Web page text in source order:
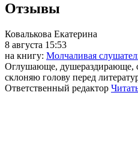
Отзывы
Ковалькова Екатерина
8 августа 15:53
на книгу: Молчаливая
Оглушающе, душераздирающе,
склоняю голову перед
Ответственный редактор